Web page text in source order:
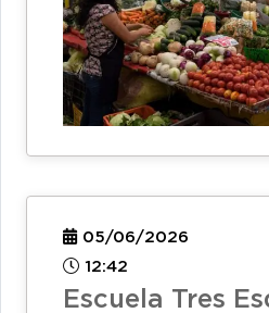
05/06/2026
12:42
Escuela Tres